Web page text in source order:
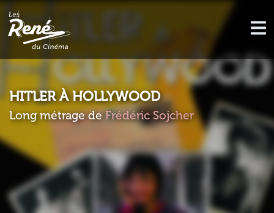
HITLER À HOLLYWOOD
Long métrage deFrédéric Sojcher